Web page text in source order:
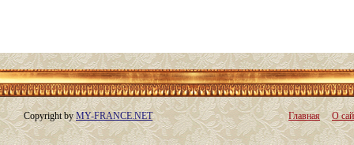
Copyright byMY-FRANCE.NET Главная О